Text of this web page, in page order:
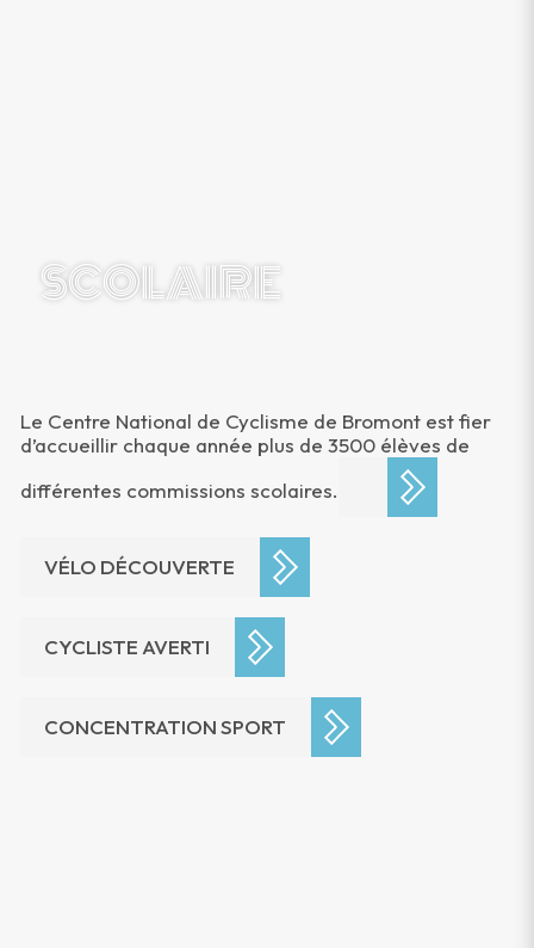
SCOLAIRE
Le Centre National de Cyclisme de Bromont est fier
d’accueillir chaque année plus de 3500 élèves de
différentes commissions scolaires.
VÉLO DÉCOUVERTE
CYCLISTE AVERTI
CONCENTRATION SPORT